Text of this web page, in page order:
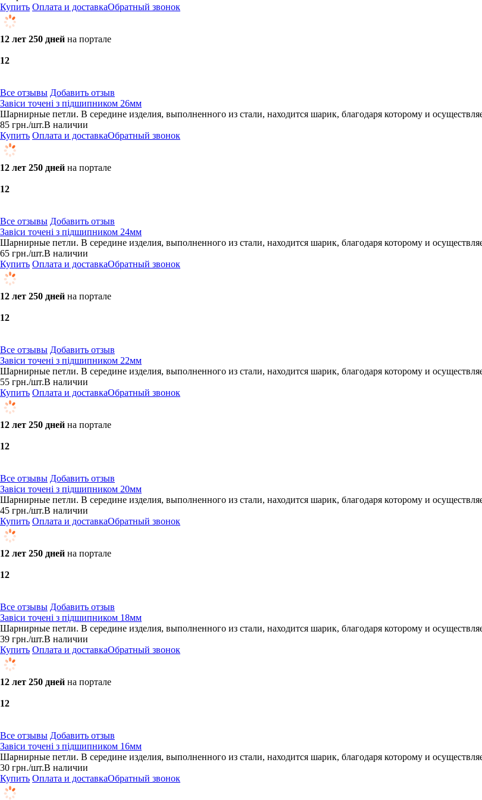
Купить Оплата и доставкаОбратный звонок
12 лет 250 дней на портале
12
Все отзывы Добавить отзыв
Завіси точені з підшипником 26мм
Шарнирные петли. В середине изделия, выполненного из стали, находится шарик, благодаря которому и
85 грн./шт.В наличии
Купить Оплата и доставкаОбратный звонок
12 лет 250 дней на портале
12
Все отзывы Добавить отзыв
Завіси точені з підшипником 24мм
Шарнирные петли. В середине изделия, выполненного из стали, находится шарик, благодаря которому и
65 грн./шт.В наличии
Купить Оплата и доставкаОбратный звонок
12 лет 250 дней на портале
12
Все отзывы Добавить отзыв
Завіси точені з підшипником 22мм
Шарнирные петли. В середине изделия, выполненного из стали, находится шарик, благодаря которому и
55 грн./шт.В наличии
Купить Оплата и доставкаОбратный звонок
12 лет 250 дней на портале
12
Все отзывы Добавить отзыв
Завіси точені з підшипником 20мм
Шарнирные петли. В середине изделия, выполненного из стали, находится шарик, благодаря которому и
45 грн./шт.В наличии
Купить Оплата и доставкаОбратный звонок
12 лет 250 дней на портале
12
Все отзывы Добавить отзыв
Завіси точені з підшипником 18мм
Шарнирные петли. В середине изделия, выполненного из стали, находится шарик, благодаря которому и
39 грн./шт.В наличии
Купить Оплата и доставкаОбратный звонок
12 лет 250 дней на портале
12
Все отзывы Добавить отзыв
Завіси точені з підшипником 16мм
Шарнирные петли. В середине изделия, выполненного из стали, находится шарик, благодаря которому и
30 грн./шт.В наличии
Купить Оплата и доставкаОбратный звонок